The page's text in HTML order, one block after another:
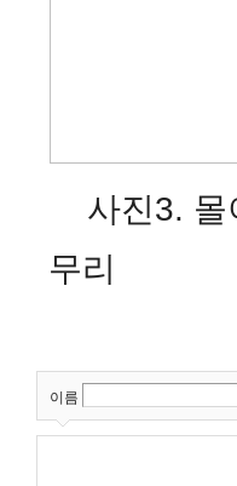
사진3. 몰
무리
이름